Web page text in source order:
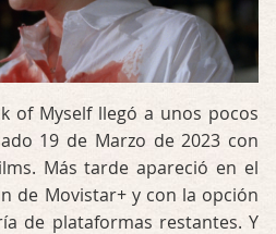
of Myself llegó a unos pocos
19 de Marzo de 2023 con
Más tarde apareció en el
de Movistar+ y con la opción
de plataformas restantes. Y